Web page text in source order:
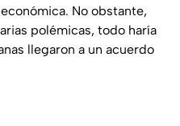
No obstante,
polémicas, todo haría
llegaron a un acuerdo